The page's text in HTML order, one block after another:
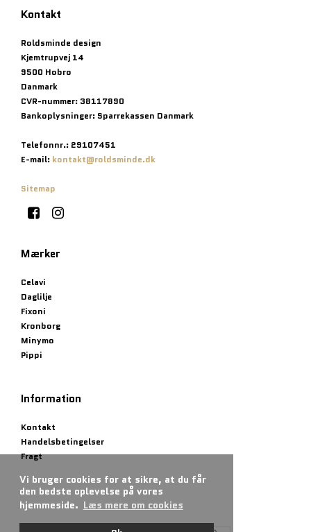
Vi bruger cookies for at sikre, at du får
den bedste oplevelse på vores
hjemmeside. Læs mere om cookies
Kontakt
Roldsminde design
Kjemtrupvej 14
9500 Hobro
Danmark
CVR-nummer: 38117890
Bankoplysninger: Sparrekassen Danmark
Telefonnr.: 29107451
E-mail: kontakt@roldsminde.dk
Sitemap
Mærker
Celavi
Daglilje
Fixoni
Kronborg
Minymo
Pippi
Information
Kontakt
Handelsbetingelser
Fragt